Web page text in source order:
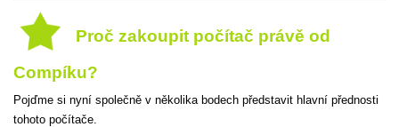
Proč zakoupit počítač právě od
Compíku?
Pojďme si nyní společně v několika bodech představit hlavní přednosti
tohoto počítače.